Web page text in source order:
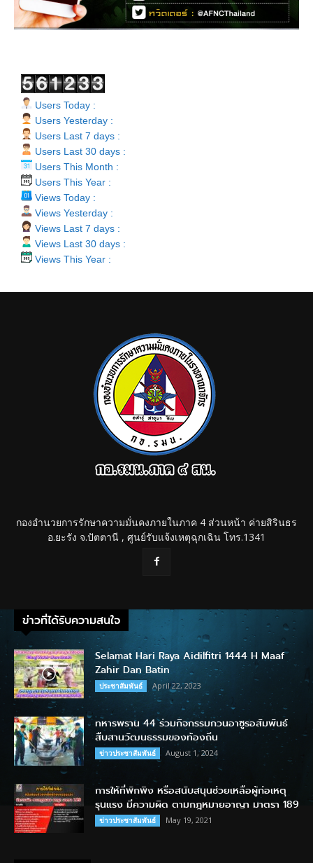
Users Today :
Users Yesterday :
Users Last 7 days :
Users Last 30 days :
Users This Month :
Users This Year :
Views Today :
Views Yesterday :
Views Last 7 days :
Views Last 30 days :
Views This Year :
กองอำนวยการรักษาความมั่นคงภายในภาค 4 ส่วนหน้า ค่ายสิรินธร
อ.ยะรัง จ.ปัตตานี , ศูนย์รับแจ้งเหตุฉุกเฉิน โทร.1341
ข่าวที่ได้รับความสนใจ
Selamat Hari Raya Aidilfitri 1444 H Maaf
Zahir Dan Batin
ประชาสัมพันธ์ April 22, 2023
ทหารพราน 44 ร่วมกิจกรรมกวนอาซูรอสัมพันธ์
สืบสานวัฒนธรรมของท้องถิ่น
ข่าวประชาสัมพันธ์ August 1, 2024
การให้ที่พักพิง หรือสนับสนุนช่วยเหลือผู้ก่อเหตุ
รุนแรง มีความผิด ตามกฎหมายอาญา มาตรา 189
ข่าวประชาสัมพันธ์ May 19, 2021